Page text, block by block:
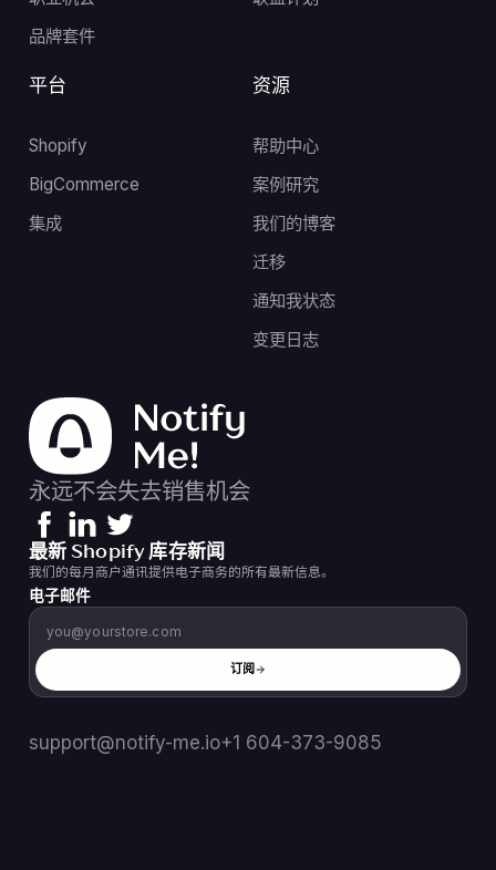
品牌套件
资源
帮助中心
案例研究
我们的博客
迁移
通知我状态
变更日志
平台
Shopify
BigCommerce
集成
永远不会失去销售机会
最新 Shopify 库存新闻
我们的每月商户通讯提供电子商务的所有最新信息。
电子邮件
订阅
support@notify-me.io+1 604-373-9085